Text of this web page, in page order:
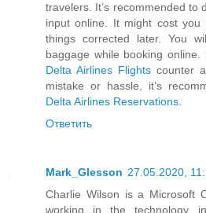
travelers. It’s recommended to
input online. It might cost
things corrected later. You
baggage while booking
Delta Airlines Flights counter
mistake or hassle, it’s
Delta Airlines Reservations
Ответить
Mark_Glesson 27.05.2020,
Charlie Wilson is a Microsoft
working in the technology